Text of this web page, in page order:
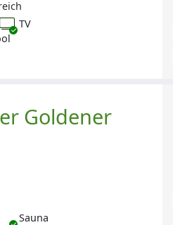
TV
TV
Goldener
Sauna